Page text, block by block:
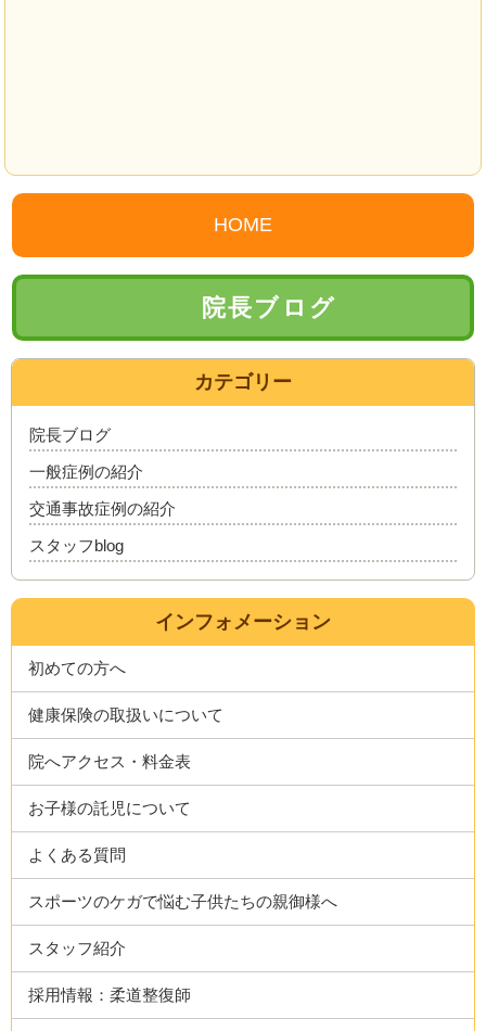
HOME
院長ブログ
カテゴリー
院長ブログ
一般症例の紹介
交通事故症例の紹介
スタッフblog
インフォメーション
初めての方へ
健康保険の取扱いについて
院へアクセス・料金表
お子様の託児について
よくある質問
スポーツのケガで悩む子供たちの親御様へ
スタッフ紹介
採用情報：柔道整復師